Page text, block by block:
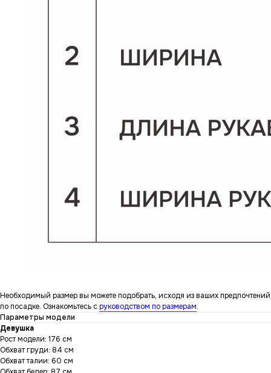
Необходимый размер вы можете подобрать, исходя из ваших предпочтений
по посадке. Ознакомьтесь сруководством по размерам.
Параметры модели
Девушка
Рост модели: 176 см
Обхват груди: 84 см
Обхват талии: 60 см